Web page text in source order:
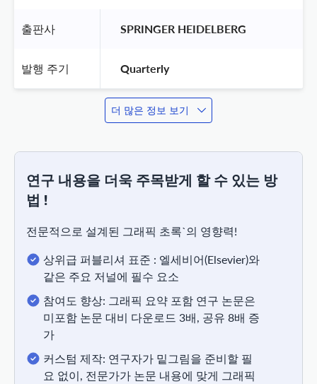
출판사 SPRINGER HEIDELBERG
발행 주기 Quarterly
더 많은 정보 보기
연구 내용을 더욱 주목받게 할 수 있는 방
법 !
전문적으로 설계된 그래픽 초록`의 영향력!
상위급 퍼블리셔 표준 : 엘세비어(Elsevier)와
같은 주요 저널에 필수 요소
참여도 향상: 그래픽 요약 포함 연구 논문은
미포함 논문 대비 다운로드 3배, 공유 8배 증
가
커스텀 제작: 연구자가 밑그림을 준비할 필
요 없이, 전문가가 논문 내용에 맞게 그래픽